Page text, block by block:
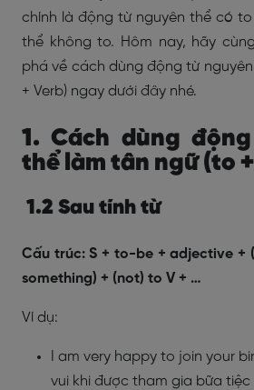
chính là động từ nguyên thể có
thể không to. Hôm nay, hãy
phá về cách dùng động từ
+ Verb) ngay dưới đây nhé.
1. Cách dùng
thể làm tân ngữ (to
1.2 Sau tính từ
Cấu trúc: S + to-be + adjective +
something) + (not) to V + …
Ví dụ:
I am very happy to join your
vui khi được tham gia bữa tiệc